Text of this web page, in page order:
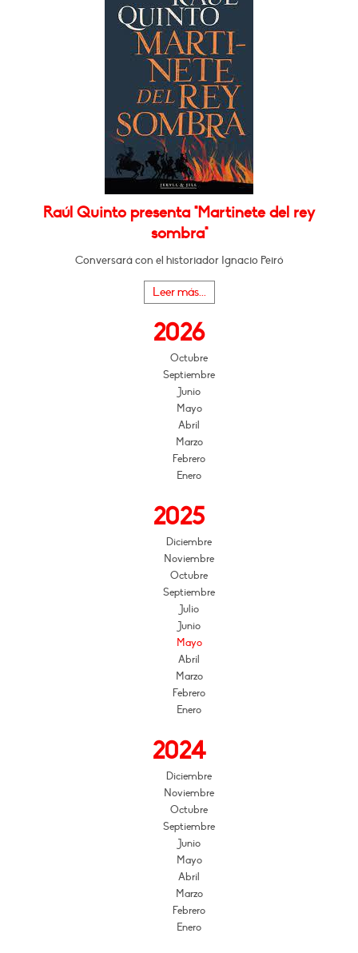
Raúl Quinto presenta "Martinete del rey
sombra"
Conversará con el historiador Ignacio Peiró
Leer más...
2026
Octubre
Septiembre
Junio
Mayo
Abril
Marzo
Febrero
Enero
2025
Diciembre
Noviembre
Octubre
Septiembre
Julio
Junio
Mayo
Abril
Marzo
Febrero
Enero
2024
Diciembre
Noviembre
Octubre
Septiembre
Junio
Mayo
Abril
Marzo
Febrero
Enero